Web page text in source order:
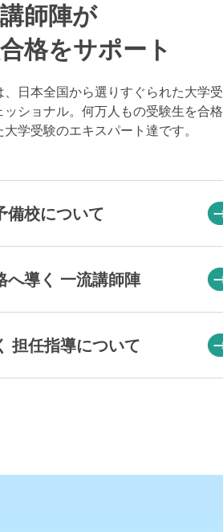
師陣が
格をサポート
、日本全国から選りすぐられた大学受
ッショナル。何万人もの受験生を合格
学受験のエキスパート達です。
備校について
へ導く 一流講師陣
担任指導について